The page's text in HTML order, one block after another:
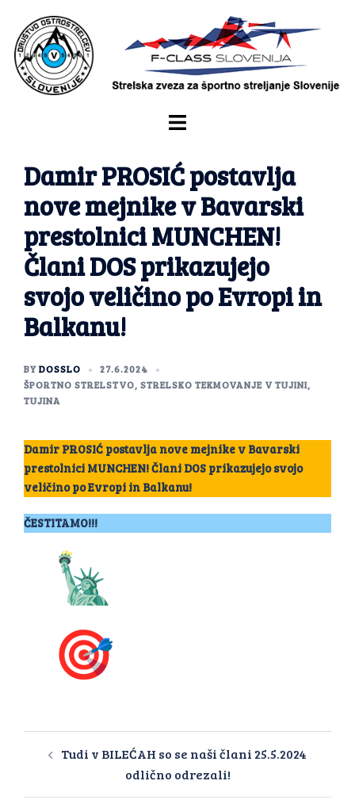
Damir PROSIĆ postavlja
nove mejnike v Bavarski
prestolnici MUNCHEN!
Člani DOS prikazujejo
svojo veličino po Evropi in
Balkanu!
BYDOSSLO
27.6.2024
ŠPORTNO STRELSTVO, STRELSKO TEKMOVANJE V TUJINI,
TUJINA
Damir PROSIĆ postavlja nove mejnike v Bavarski
prestolnici MUNCHEN! Člani DOS prikazujejo svojo
veličino po Evropi in Balkanu!
ČESTITAMO!!!
Tudi v BILEĆAH so se naši člani 25.5.2024
odlično odrezali!